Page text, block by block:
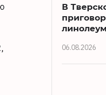
В
06.08.2026